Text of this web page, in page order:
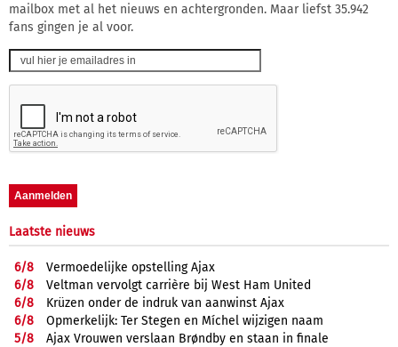
mailbox met al het nieuws en achtergronden. Maar liefst 35.942
fans gingen je al voor.
Laatste nieuws
6/8
Vermoedelijke opstelling Ajax
6/8
Veltman vervolgt carrière bij West Ham United
6/8
Krüzen onder de indruk van aanwinst Ajax
6/8
Opmerkelijk: Ter Stegen en Míchel wijzigen naam
5/8
Ajax Vrouwen verslaan Brøndby en staan in finale